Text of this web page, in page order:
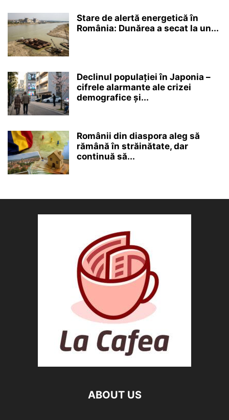
Stare de alertă energetică în
România: Dunărea a secat la un...
Declinul populației în Japonia –
cifrele alarmante ale crizei
demografice și...
Românii din diaspora aleg să
rămână în străinătate, dar
continuă să...
ABOUT US